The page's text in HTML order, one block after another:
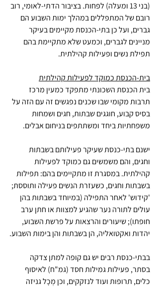
(בני 13 ומעלה) לפחות. בציבור הדתי-לאומי, רוב
רובם של המתפללים במהלך ימות השבוע הם
גברים, ועל כן בתי-הכנסת מקיימים בעיקר
מניינים לגברים, וכמעט שלא מתקיימת בהם
תפילת נשים ופעילות קהילתית.
בית-הכנסת כמוקד לפעילות קהילתית
בית הכנסת השכונתי מתפקד כמעין מרכז
תרבות מקומי שבו שכנים נפגשים זה עם הזה על
בסיס קבוע, חוגגים שבתות, חגים ושמחות
משפחתיות ביחד ומשתתפים בניחום אבלים.
ישנם בתי-כנסת שעיקר פעילותם בשבתות
וחגים, והם משמשים גם כמוקד לפעילות
קהילתית. במסגרת זו מתקיימים בהם: תפילות
בשבתות וחגים, כשעזרת הנשים פעילה ותוססת;
'קידוש' לאחר התפילה (במיוחד בשבתות בהן
עולים לתורה נער שהגיע למצוות או חתן ערב
חופתו); שיעורים והרצאות על פרשת השבוע,
יהדות ואקטואליה, הן בשבתות והן בימות השבוע.
בבתי-כנסת רבים יש גם קופה למתן צדקה
בסתר, פעילות גמילות חסד (גמ"ח) לאיסוף
כלים, תרופות ועוד לנזקקים, וכן מְכָל גניזה